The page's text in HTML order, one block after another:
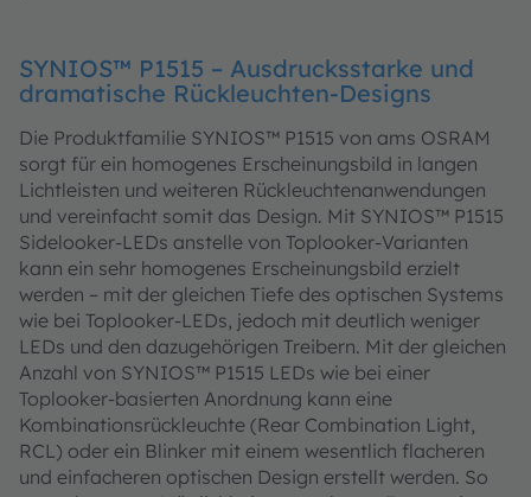
SYNIOS™ P1515 – Ausdrucksstarke und
dramatische Rückleuchten-Designs
Die Produktfamilie SYNIOS™ P1515 von ams OSRAM
sorgt für ein homogenes Erscheinungsbild in langen
Lichtleisten und weiteren Rückleuchtenanwendungen
und vereinfacht somit das Design. Mit SYNIOS™ P1515
Sidelooker-LEDs anstelle von Toplooker-Varianten
kann ein sehr homogenes Erscheinungsbild erzielt
werden – mit der gleichen Tiefe des optischen Systems
wie bei Toplooker-LEDs, jedoch mit deutlich weniger
LEDs und den dazugehörigen Treibern. Mit der gleichen
Anzahl von SYNIOS™ P1515 LEDs wie bei einer
Toplooker-basierten Anordnung kann eine
Kombinationsrückleuchte (Rear Combination Light,
RCL) oder ein Blinker mit einem wesentlich flacheren
und einfacheren optischen Design erstellt werden. So